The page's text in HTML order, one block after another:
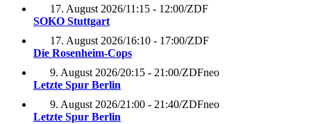
17. August 2026/11:15 - 12:00/ZDF
SOKO Stuttgart
17. August 2026/16:10 - 17:00/ZDF
Die Rosenheim-Cops
9. August 2026/20:15 - 21:00/ZDFneo
Letzte Spur Berlin
9. August 2026/21:00 - 21:40/ZDFneo
Letzte Spur Berlin